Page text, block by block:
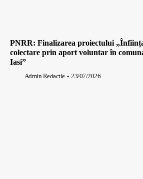
PNRR: Finalizarea proiectului
colectare prin aport voluntar în
Iasi”
Admin Redactie - 23/07/2026